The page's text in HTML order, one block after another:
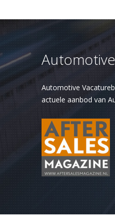
Automotive
actuele aanbod van